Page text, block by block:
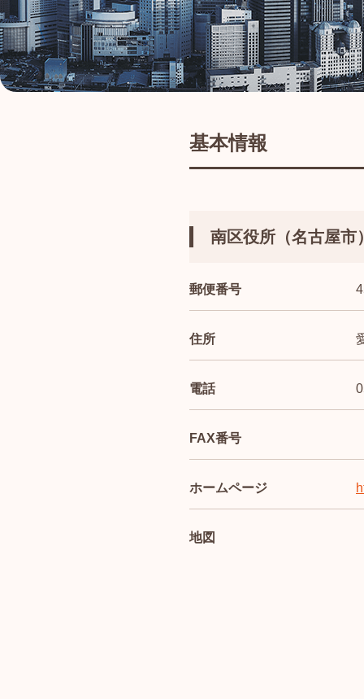
基本情報
南区役所（名古屋市
郵便番号
住所
電話
FAX番号
ホームページ
地図